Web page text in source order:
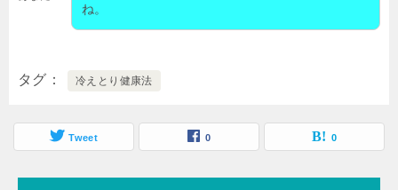
ね。
タグ 冷えとり健康法
Tweet 0 0